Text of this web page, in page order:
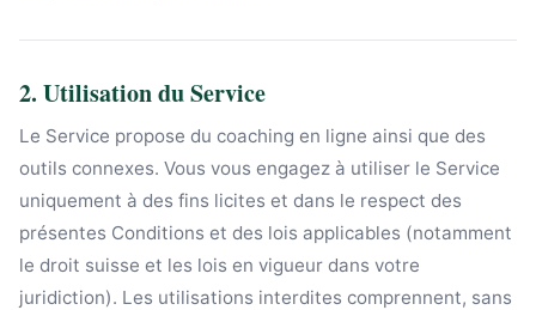
2. Utilisation du Service
Le Service propose du coaching en ligne ainsi que des
outils connexes. Vous vous engagez à utiliser le Service
uniquement à des fins licites et dans le respect des
présentes Conditions et des lois applicables (notamment
le droit suisse et les lois en vigueur dans votre
juridiction). Les utilisations interdites comprennent, sans